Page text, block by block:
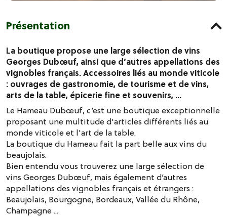
Présentation
La boutique propose une large sélection de vins
Georges Dubœuf, ainsi que d’autres appellations des
vignobles français. Accessoires liés au monde viticole
: ouvrages de gastronomie, de tourisme et de vins,
arts de la table, épicerie fine et souvenirs, ...
Le Hameau Dubœuf, c’est une boutique exceptionnelle
proposant une multitude d'articles différents liés au
monde viticole et l'art de la table.
La boutique du Hameau fait la part belle aux vins du
beaujolais.
Bien entendu vous trouverez une large sélection de
vins Georges Dubœuf, mais également d’autres
appellations des vignobles français et étrangers :
Beaujolais, Bourgogne, Bordeaux, Vallée du Rhône,
Champagne ...